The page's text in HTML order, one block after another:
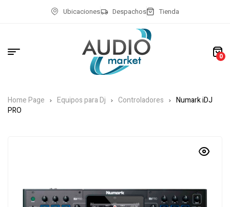
Ubicaciones Despachos Tienda
0
Home Page Equipos para Dj Controladores
Numark iDJ
PRO